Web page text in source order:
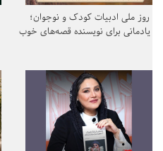
روز ملی ادبیات کودک و نوجوان؛
یادمانی برای نویسنده قصه‌های خوب